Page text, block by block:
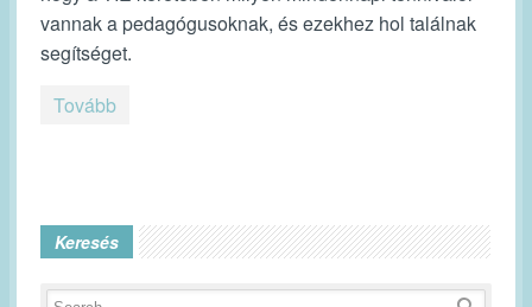
vannak a pedagógusoknak, és ezekhez hol találnak
segítséget.
Tovább
Keresés